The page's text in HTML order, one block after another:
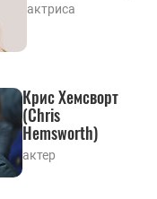
актриса
Крис Хемсворт
(Chris
Hemsworth)
актер